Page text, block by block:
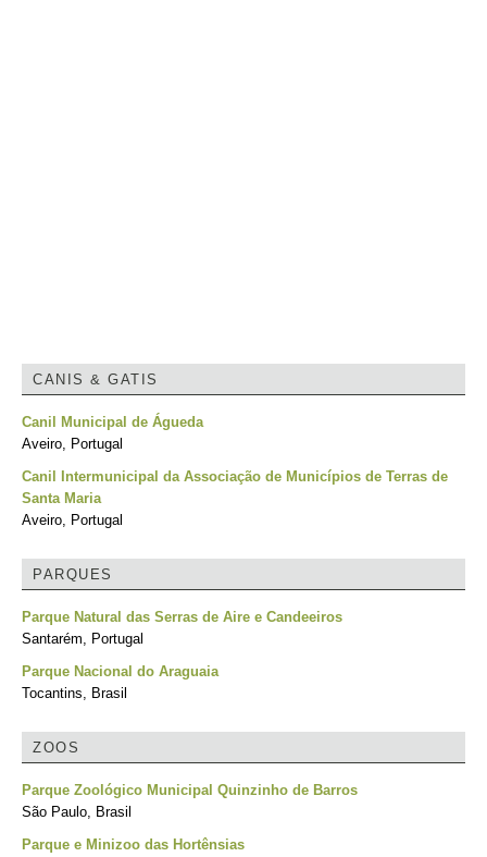
CANIS & GATIS
Canil Municipal de Águeda
Aveiro, Portugal
Canil Intermunicipal da Associação de Municípios de Terras de
Santa Maria
Aveiro, Portugal
PARQUES
Parque Natural das Serras de Aire e Candeeiros
Santarém, Portugal
Parque Nacional do Araguaia
Tocantins, Brasil
ZOOS
Parque Zoológico Municipal Quinzinho de Barros
São Paulo, Brasil
Parque e Minizoo das Hortênsias